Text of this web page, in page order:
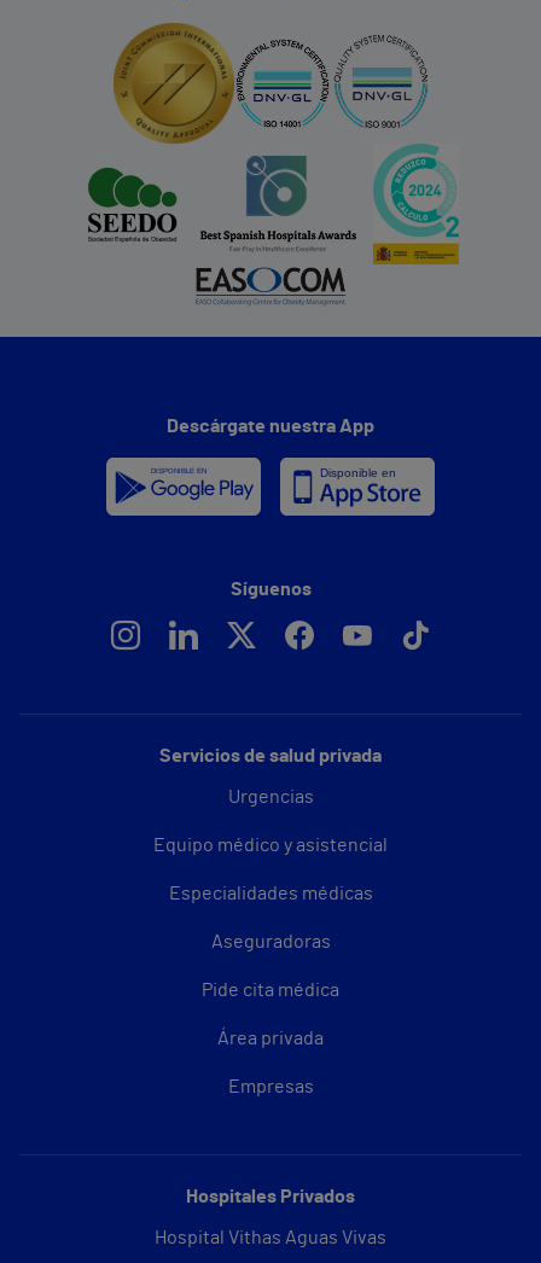
Servicios de salud privada
Urgencias
Equipo médico y asistencial
Especialidades médicas
Aseguradoras
Pide cita médica
Área privada
Empresas
Hospitales Privados
Hospital Vithas Aguas Vivas
Descárgate nuestra App
Síguenos